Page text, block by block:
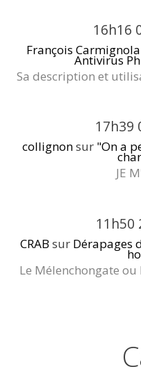
16h16
François Carmignola
Antivirus
Sa description et
17h39
collignonsur "On a
JE
11h50
CRAB sur Dérapages
Le Mélenchongate